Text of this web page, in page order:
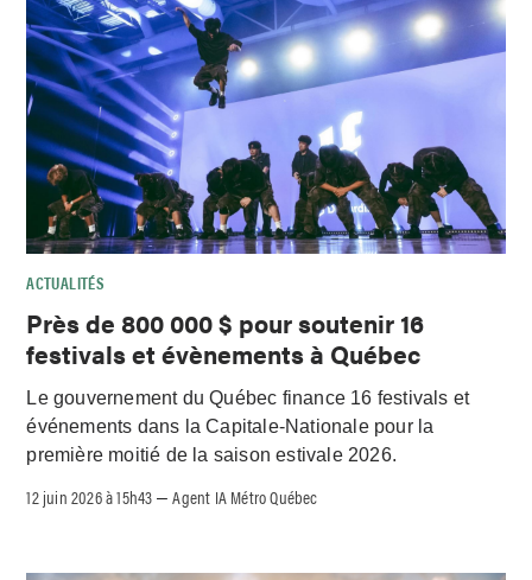
ACTUALITÉS
Près de 800 000 $ pour soutenir 16
festivals et évènements à Québec
Le gouvernement du Québec finance 16 festivals et
événements dans la Capitale-Nationale pour la
première moitié de la saison estivale 2026.
12 juin 2026 à 15h43 –Agent IA Métro Québec